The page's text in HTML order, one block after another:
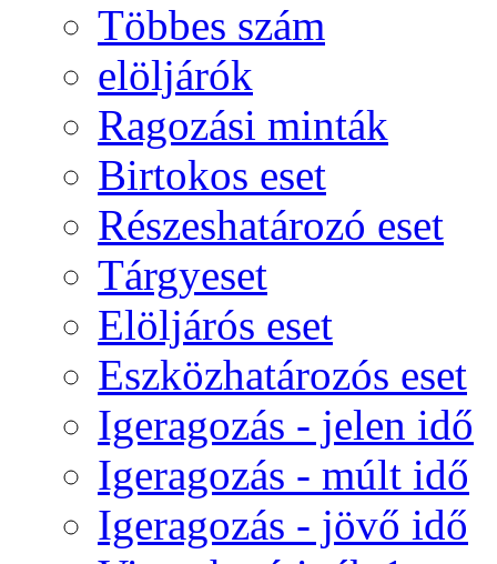
Többes szám
elöljárók
Ragozási minták
Birtokos eset
Részeshatározó eset
Tárgyeset
Elöljárós eset
Eszközhatározós eset
Igeragozás - jelen idő
Igeragozás - múlt idő
Igeragozás - jövő idő